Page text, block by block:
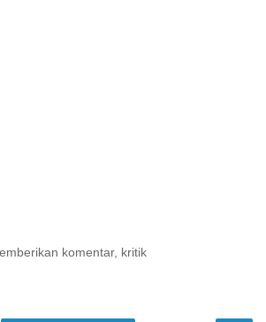
komentar, kritik